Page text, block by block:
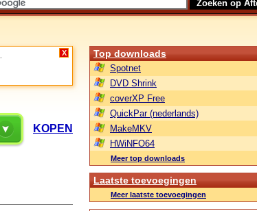
X
KOPEN
Top downloads
Spotnet
DVD Shrink
coverXP Free
QuickPar (nederlands)
MakeMKV
HWiNFO64
Meer top downloads
Laatste toevoegingen
Meer laatste toevoegingen